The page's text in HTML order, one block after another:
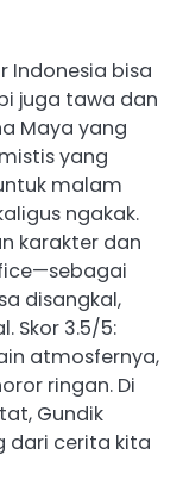
Indonesia bisa
juga tawa dan
Maya yang
yang
malam
ngakak.
karakter dan
disangkal,
Skor 3.5/5:
atmosfernya,
ringan. Di
Gundik
dari cerita kita